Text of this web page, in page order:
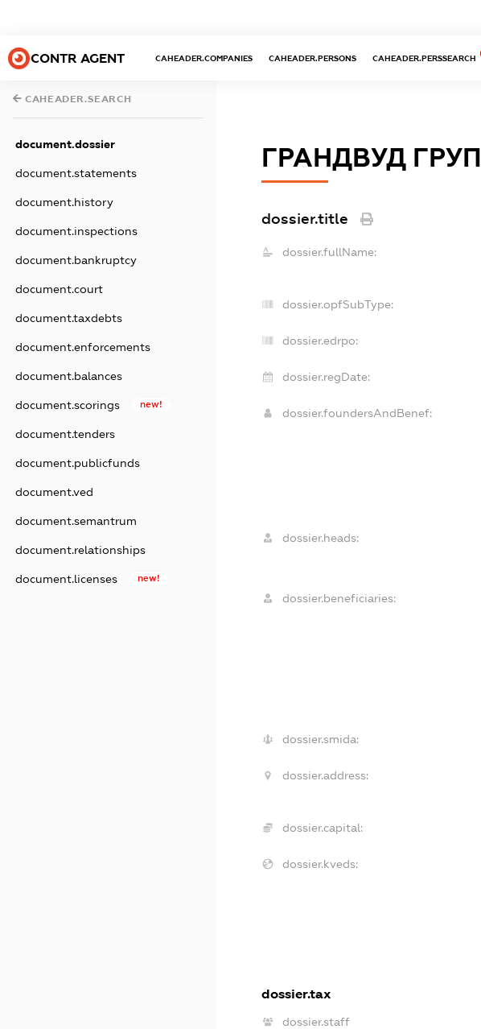
CONTR AGENT CAHEADER.COMPANIES CAHEADER.PERSONS CAHEADER.PERSSEARCH
CAHEADER.SEARCH
document.dossier
document.statements
document.history
document.inspections
document.bankruptcy
document.court
document.taxdebts
document.enforcements
document.balances
document.scorings new!
document.tenders
document.publicfunds
document.ved
document.semantrum
document.relationships
document.licenses new!
ГРАНДВУД ГРУП
dossier.title
dossier.fullName:
dossier.opfSubType:
dossier.edrpo:
dossier.regDate:
dossier.foundersAndBenef:
dossier.heads:
dossier.beneficiaries:
dossier.smida:
dossier.address:
dossier.capital:
dossier.kveds:
dossier.tax
dossier.staff